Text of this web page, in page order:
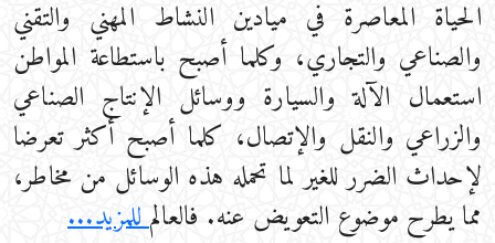
الحياة المعاصرة في ميادين النشاط المهني والتقني
والصناعي والتجاري، وكلما أصبح باستطاعة المواطن
استعمال الآلة والسيارة ووسائل الإنتاج الصناعي
والزراعي والنقل والإتصال، كلما أصبح أكثر تعرضا
لإحداث الضرر للغير لما تحمله هذه الوسائل من مخاطر،
مما يطرح موضوع التعويض عنه. فالعالمللمزيد...